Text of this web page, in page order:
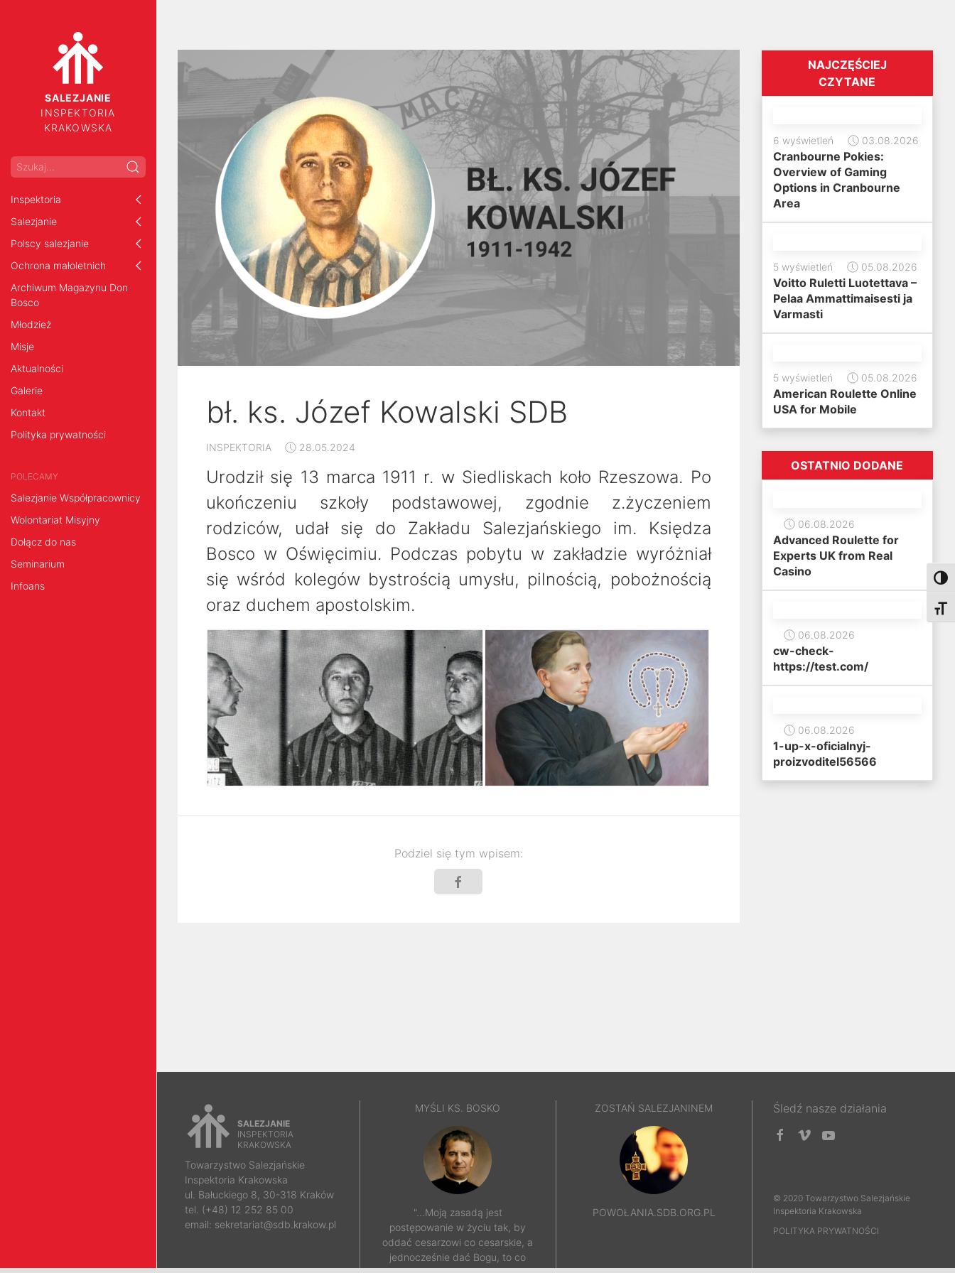
SALEZJANIE
INSPEKTORIA
KRAKOWSKA
Inspektoria
Salezjanie
Polscy salezjanie
Ochrona małoletnich
Archiwum Magazynu Don
Bosco
Młodzież
Misje
Aktualności
Galerie
Kontakt
Polityka prywatności
POLECAMY
Salezjanie Współpracownicy
Wolontariat Misyjny
Dołącz do nas
Seminarium
Infoans
bł. ks. Józef Kowalski SDB
INSPEKTORIA 28.05.2024
Urodził się 13 marca 1911 r. w Siedliskach koło Rzeszowa. Po
ukończeniu szkoły podstawowej, zgodnie z.życzeniem
rodziców, udał się do Zakładu Salezjańskiego im. Księdza
Bosco w Oświęcimiu. Podczas pobytu w zakładzie wyróżniał
się wśród kolegów bystrością umysłu, pilnością, pobożnością
oraz duchem apostolskim.
Podziel się tym wpisem:
NAJCZĘŚCIEJ
CZYTANE
6 wyświetleń 03.08.2026
Cranbourne Pokies:
Overview of Gaming
Options in Cranbourne
Area
5 wyświetleń 05.08.2026
Voitto Ruletti Luotettava –
Pelaa Ammattimaisesti ja
Varmasti
5 wyświetleń 05.08.2026
American Roulette Online
USA for Mobile
OSTATNIO DODANE
06.08.2026
Advanced Roulette for
Experts UK from Real
Casino
06.08.2026
cw-check-
https://test.com/
06.08.2026
1-up-x-oficialnyj-
proizvoditel56566
SALEZJANIE
INSPEKTORIA
KRAKOWSKA
Towarzystwo Salezjańskie
Inspektoria Krakowska
ul. Bałuckiego 8, 30-318 Kraków
tel. (+48) 12 252 85 00
email: sekretariat@sdb.krakow.pl
MYŚLI KS. BOSKO
"...Moją zasadą jest
postępowanie w życiu tak, by
oddać cesarzowi co cesarskie, a
jednocześnie dać Bogu, to co
ZOSTAŃ SALEZJANINEM
POWOŁANIA.SDB.ORG.PL
Śledź nasze działania
© 2020 Towarzystwo Salezjańskie
Inspektoria Krakowska
POLITYKA PRYWATNOŚCI